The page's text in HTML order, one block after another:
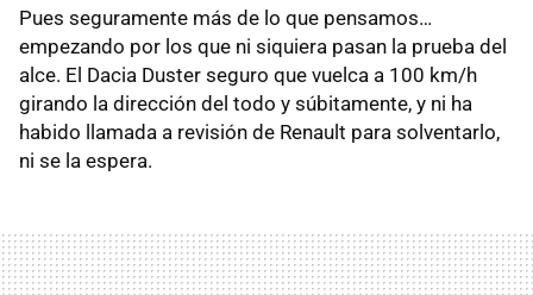
Pues seguramente más de lo que pensamos…
empezando por los que ni siquiera pasan la prueba del
alce. El Dacia Duster seguro que vuelca a 100 km/h
girando la dirección del todo y súbitamente, y ni ha
habido llamada a revisión de Renault para solventarlo,
ni se la espera.